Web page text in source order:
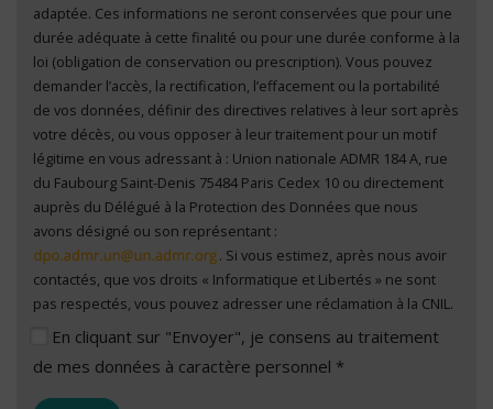
adaptée. Ces informations ne seront conservées que pour une
durée adéquate à cette finalité ou pour une durée conforme à la
loi (obligation de conservation ou prescription). Vous pouvez
demander l’accès, la rectification, l’effacement ou la portabilité
de vos données, définir des directives relatives à leur sort après
votre décès, ou vous opposer à leur traitement pour un motif
légitime en vous adressant à : Union nationale ADMR 184 A, rue
du Faubourg Saint-Denis 75484 Paris Cedex 10 ou directement
auprès du Délégué à la Protection des Données que nous
avons désigné ou son représentant :
. Si vous estimez, après nous avoir
contactés, que vos droits « Informatique et Libertés » ne sont
pas respectés, vous pouvez adresser une réclamation à la CNIL.
En cliquant sur "Envoyer", je consens au traitement
de mes données à caractère personnel *